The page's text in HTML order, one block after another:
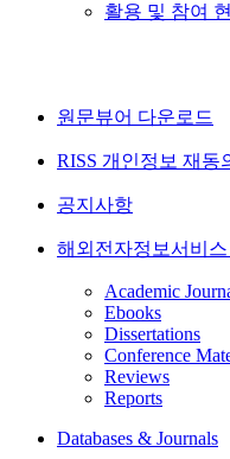
활용 및 참여
원문뷰어 다운로드
RISS 개인정보 재동
공지사항
해외전자정보서비스
Academic
Ebooks
Dissertations
Conference
Reviews
Reports
Databases & Journals